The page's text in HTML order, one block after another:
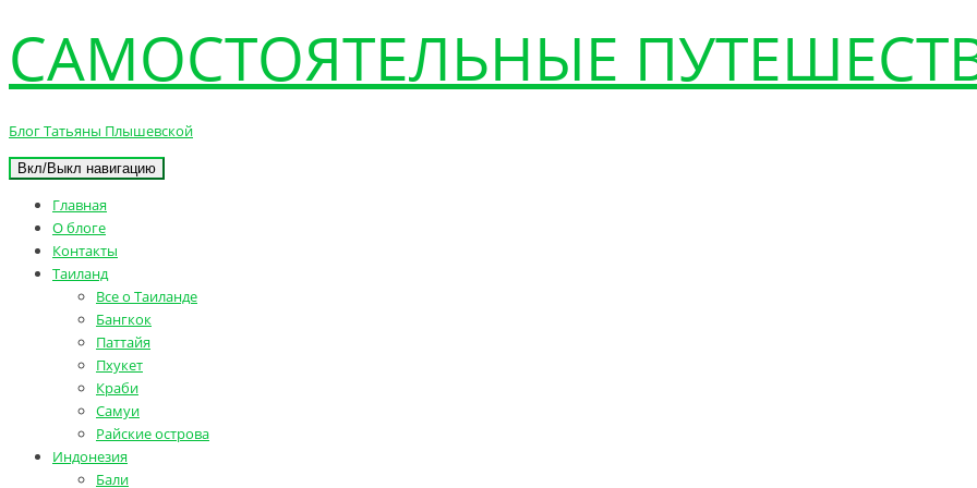
САМОСТОЯТЕЛЬНЫЕ
Блог Татьяны Плышевской
Вкл/Выкл навигацию
Главная
О блоге
Контакты
Таиланд
Все о Таиланде
Бангкок
Паттайя
Пхукет
Краби
Самуи
Райские острова
Индонезия
Бали